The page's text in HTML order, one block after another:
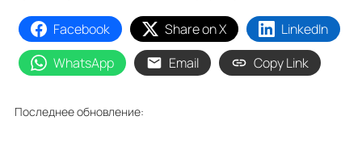
Facebook Share on X
LinkedIn
WhatsApp
Email Copy Link
Последнее обновление: